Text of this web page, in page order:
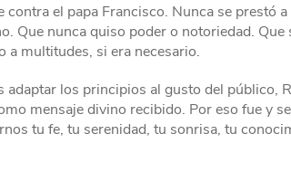
el papa Francisco. Nunca se prestó
Que nunca quiso poder o notoriedad.
a multitudes, si era necesario.
adaptar los principios al gusto del público,
mensaje divino recibido. Por eso fue y
tu fe, tu serenidad, tu sonrisa, tu